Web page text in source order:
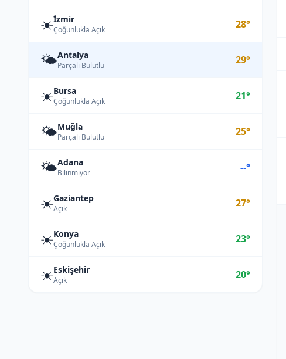
☀️İzmir
Çoğunlukla Açık 28°
🌤️Antalya
Parçalı Bulutlu 29°
☀️Bursa
Çoğunlukla Açık 21°
🌤️Muğla
Parçalı Bulutlu 25°
🌤️Adana
Bilinmiyor --°
☀️Gaziantep
Açık 27°
☀️Konya
Çoğunlukla Açık 23°
☀️Eskişehir
Açık 20°